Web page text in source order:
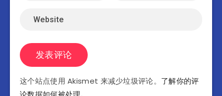
这个站点使用 Akismet 来减少垃圾评论。 了解你的评